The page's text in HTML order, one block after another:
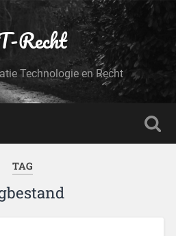
Recht
Technologie en Recht
TAG